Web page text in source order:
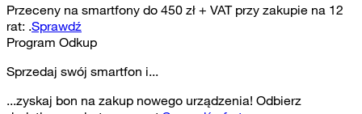
Przeceny na smartfony do 450 zł + VAT przy zakupie na 12
rat: .Sprawdź
Program Odkup
Sprzedaj swój smartfon i...
...zyskaj bon na zakup nowego urządzenia! Odbierz